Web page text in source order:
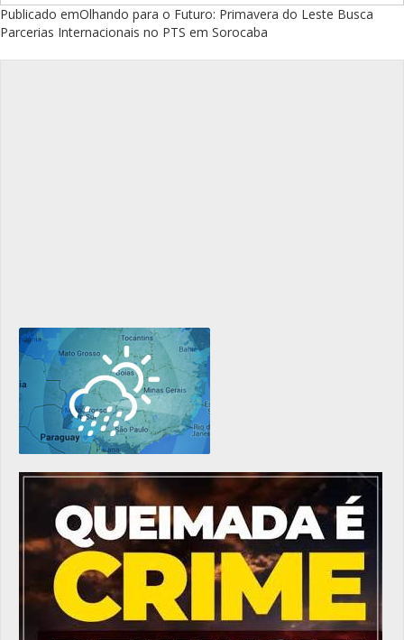
Navegação
de
Publicado emOlhando para o Futuro: Primavera do Leste Busca
Parcerias Internacionais no PTS em Sorocaba